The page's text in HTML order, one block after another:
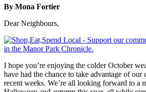
By Mona Fortier
Dear Neighbours,
I hope you’re enjoying the colder October
have had the chance to take advantage of our
recent weeks. We’re all looking forward to a